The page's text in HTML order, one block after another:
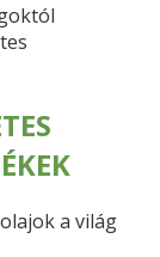
a világ